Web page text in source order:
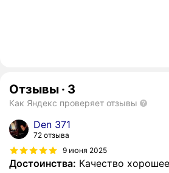
Отзывы · 3
Как Яндекс проверяет отзывы
Den 371
72 отзыва
9 июня 2025
Достоинства: Качество